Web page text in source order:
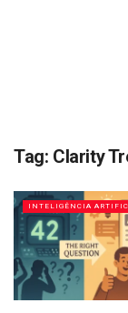
Tag: Clarity
INTELIGÊNCIA